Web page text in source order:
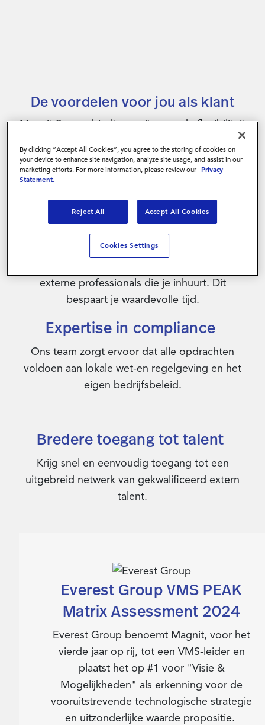
De voordelen voor jou als klant
Magnit Source biedt ongeëvenaarde flexibiliteit
flexibele arbeidsmarkt. We garanderen
compliance en het efficiënt managen van je
Gestroomlijnde processen
externe professionals die je inhuurt. Dit
bespaart je waardevolle tijd.
Expertise in compliance
Ons team zorgt ervoor dat alle opdrachten
voldoen aan lokale wet-en regelgeving en het
eigen bedrijfsbeleid.
Bredere toegang tot talent
Krijg snel en eenvoudig toegang tot een
uitgebreid netwerk van gekwalificeerd extern
talent.
Everest Group VMS PEAK
Matrix Assessment 2024
Everest Group benoemt Magnit, voor het
vierde jaar op rij, tot een VMS-leider en
plaatst het op #1 voor "Visie &
Mogelijkheden" als erkenning voor de
vooruitstrevende technologische strategie
en uitzonderlijke waarde propositie.
By clicking “Accept All Cookies”, you agree to the storing of cookies on
your device to enhance site navigation, analyze site usage, and assist in our
marketing efforts. For more information, please review our Privacy
Statement.
Reject All Accept All Cookies
Cookies Settings